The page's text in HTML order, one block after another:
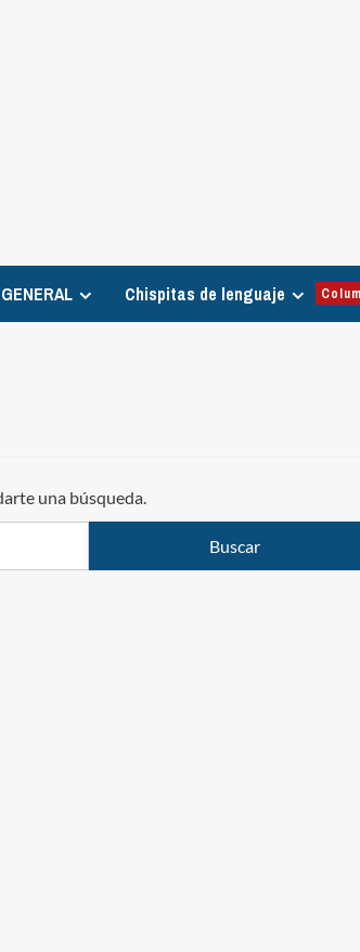
Chispitas de lenguaje
una búsqueda.